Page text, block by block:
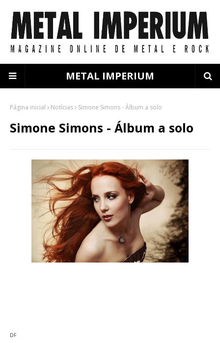
METAL IMPERIUM
Página inicial Notícias Simone Simons - Álbum a solo
Simone Simons - Álbum a solo
DF